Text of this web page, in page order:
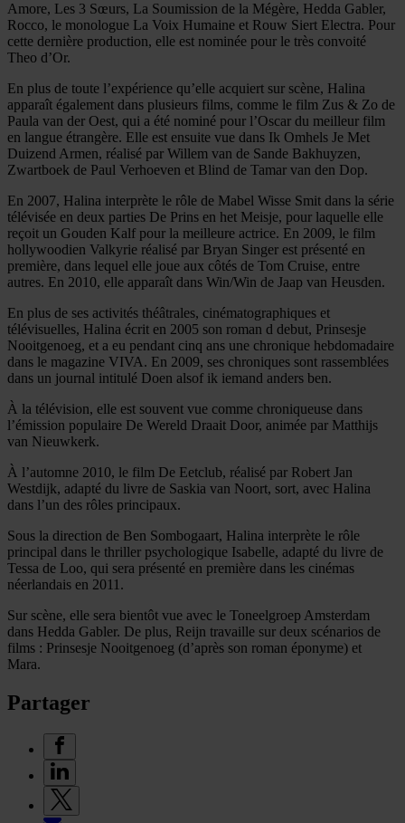
Amore, Les 3 Sœurs, La Soumission de la Mégère, Hedda Gabler,
Rocco, le monologue La Voix Humaine et Rouw Siert Electra. Pour
cette dernière production, elle est nominée pour le très convoité
Theo d’Or.
En plus de toute l’expérience qu’elle acquiert sur scène, Halina
apparaît également dans plusieurs films, comme le film Zus & Zo de
Paula van der Oest, qui a été nominé pour l’Oscar du meilleur film
en langue étrangère. Elle est ensuite vue dans Ik Omhels Je Met
Duizend Armen, réalisé par Willem van de Sande Bakhuyzen,
Zwartboek de Paul Verhoeven et Blind de Tamar van den Dop.
En 2007, Halina interprète le rôle de Mabel Wisse Smit dans la série
télévisée en deux parties De Prins en het Meisje, pour laquelle elle
reçoit un Gouden Kalf pour la meilleure actrice. En 2009, le film
hollywoodien Valkyrie réalisé par Bryan Singer est présenté en
première, dans lequel elle joue aux côtés de Tom Cruise, entre
autres. En 2010, elle apparaît dans Win/Win de Jaap van Heusden.
En plus de ses activités théâtrales, cinématographiques et
télévisuelles, Halina écrit en 2005 son roman d debut, Prinsesje
Nooitgenoeg, et a eu pendant cinq ans une chronique hebdomadaire
dans le magazine VIVA. En 2009, ses chroniques sont rassemblées
dans un journal intitulé Doen alsof ik iemand anders ben.
À la télévision, elle est souvent vue comme chroniqueuse dans
l’émission populaire De Wereld Draait Door, animée par Matthijs
van Nieuwkerk.
À l’automne 2010, le film De Eetclub, réalisé par Robert Jan
Westdijk, adapté du livre de Saskia van Noort, sort, avec Halina
dans l’un des rôles principaux.
Sous la direction de Ben Sombogaart, Halina interprète le rôle
principal dans le thriller psychologique Isabelle, adapté du livre de
Tessa de Loo, qui sera présenté en première dans les cinémas
néerlandais en 2011.
Sur scène, elle sera bientôt vue avec le Toneelgroep Amsterdam
dans Hedda Gabler. De plus, Reijn travaille sur deux scénarios de
films : Prinsesje Nooitgenoeg (d’après son roman éponyme) et
Mara.
Partager